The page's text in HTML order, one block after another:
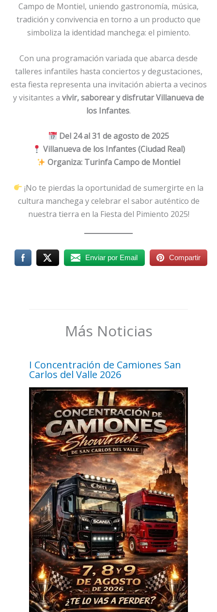
Campo de Montiel, uniendo gastronomía, música,
tradición y convivencia en torno a un producto que
simboliza la identidad manchega: el pimiento.
Con una programación variada que abarca desde
talleres infantiles hasta conciertos y degustaciones,
esta fiesta representa una invitación abierta a vecinos
y visitantes a vivir, saborear y disfrutar Villanueva de
los Infantes.
Del 24 al 31 de agosto de 2025
Villanueva de los Infantes (Ciudad Real)
Organiza: Turinfa Campo de Montiel
¡No te pierdas la oportunidad de sumergirte en la
cultura manchega y celebrar el sabor auténtico de
nuestra tierra en la Fiesta del Pimiento 2025!
Enviar por Email Compartir
Más Noticias
I Concentración de Camiones San
Carlos del Valle 2026